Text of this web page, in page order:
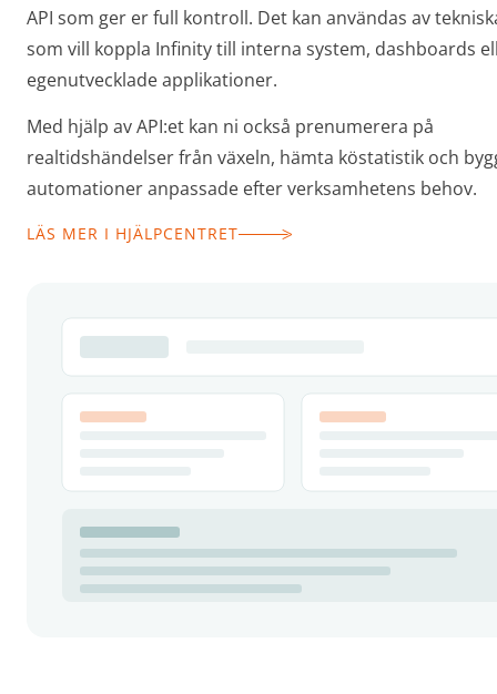
API som ger er full kontroll. Det kan användas av
som vill koppla Infinity till interna system, dashboards
egenutvecklade applikationer.
Med hjälp av API:et kan ni också prenumerera på
realtidshändelser från växeln, hämta köstatistik och
automationer anpassade efter verksamhetens behov.
LÄS MER I HJÄLPCENTRET